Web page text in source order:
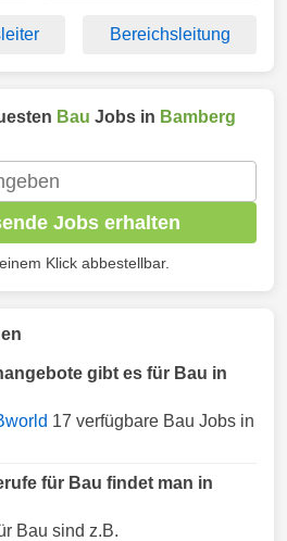
Bereichsleitung
Bau Jobs in Bamberg
Jobs erhalten
Klick abbestellbar.
gibt es für Bau in
17 verfügbare Bau Jobs in
für Bau findet man in
Bau sind z.B.